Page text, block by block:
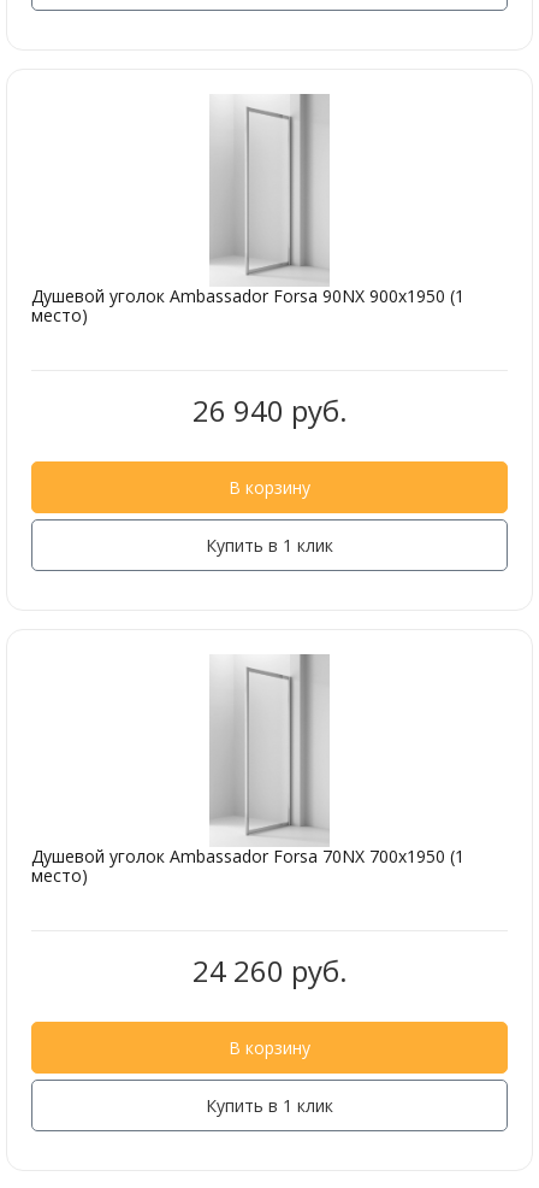
Душевой уголок Ambassador Forsa 90NX 900x1950 (1
место)
26 940 руб.
В корзину
Купить в 1 клик
Душевой уголок Ambassador Forsa 70NX 700x1950 (1
место)
24 260 руб.
В корзину
Купить в 1 клик